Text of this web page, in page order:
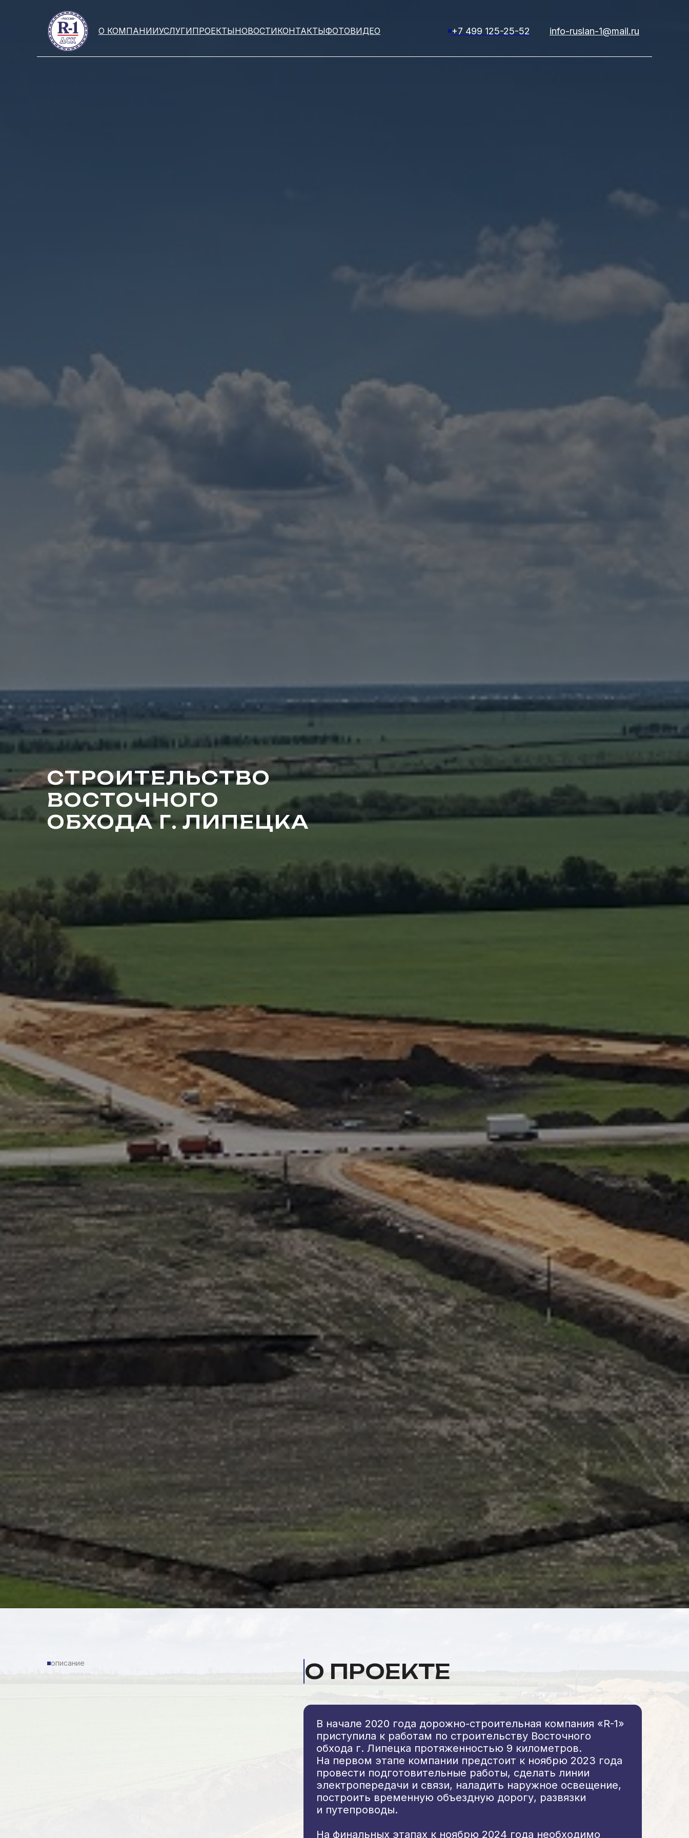
info-ruslan-1@mail.ru
+7 499 125-25-52
О КОМПАНИИУСЛУГИПРОЕКТЫНОВОСТИКОНТАКТЫФОТОВИДЕО
СТРОИТЕЛЬСТВО
ВОСТОЧНОГО
ОБХОДА Г. ЛИПЕЦКА
описание О ПРОЕКТЕ
В начале 2020 года дорожно-строительная компания «R-1»
приступила к работам по строительству Восточного
обхода г. Липецка протяженностью 9 километров.
На первом этапе компании предстоит к ноябрю 2023 года
провести подготовительные работы, сделать линии
электропередачи и связи, наладить наружное освещение,
построить временную объездную дорогу, развязки
и путепроводы.
На финальных этапах к ноябрю 2024 года необходимо